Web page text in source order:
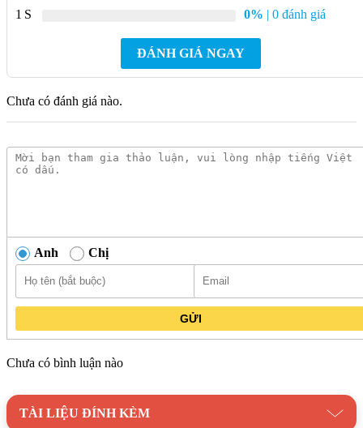
VB3 Đặt Sàn
Thiết kế hiện đại, nhỏ gọn:Kích thước 565 x 365 x 390
mm phù hợp với mọi không gian.
lợi cho người sử dụng.
sạch sẽ.
Lắp đặt dễ dàng:
Giá thành hợp lý:
nâng tầm đẳng cấp cho không gian vệ sinh của bạn!Kim
Quốc Tiếntự hào là nhà cung cấp uy tín với nhiều năm kinh
lượng cao cùng dịch vụ chuyên nghiệp.
Danh mục:Thiết Bị Vệ Sinh|Bồn Tiểu Nam Nữ|Bồn Tiểu
Đặt Sàn
1
0% | 0 đánh giá
ĐÁNH GIÁ NGAY
Chưa có đánh giá nào.
Anh Chị
GỬI
Chưa có bình luận nào
TÀI LIỆU ĐÍNH KÈM